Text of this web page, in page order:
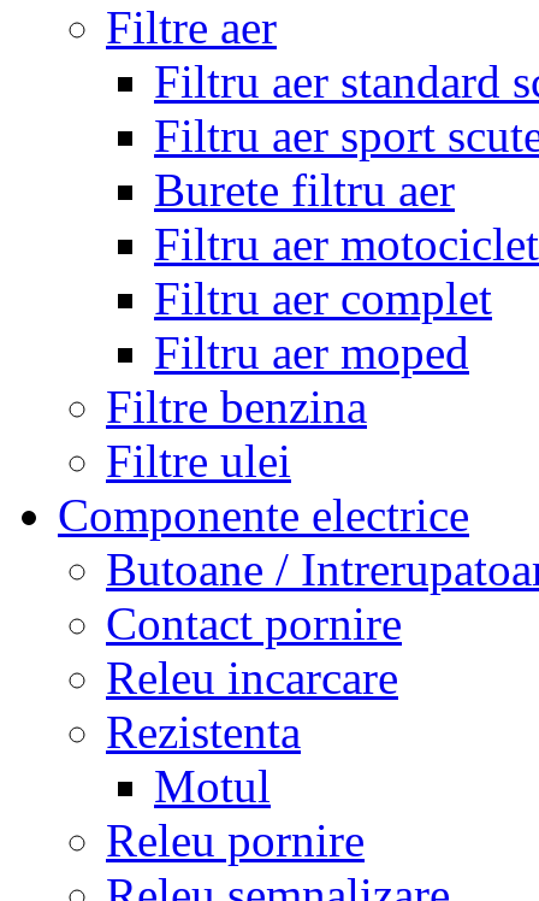
Filtre aer
Filtru aer standard
Filtru aer sport
Burete filtru aer
Filtru aer
Filtru aer complet
Filtru aer moped
Filtre benzina
Filtre ulei
Componente electrice
Butoane /
Contact pornire
Releu incarcare
Rezistenta
Motul
Releu pornire